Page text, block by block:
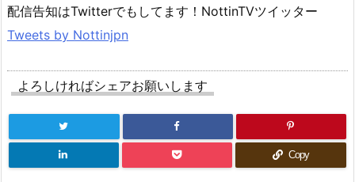
配信告知はTwitterでもしてます！NottinTVツイッター
Tweets by Nottinjpn
よろしければシェアお願いします
Copy